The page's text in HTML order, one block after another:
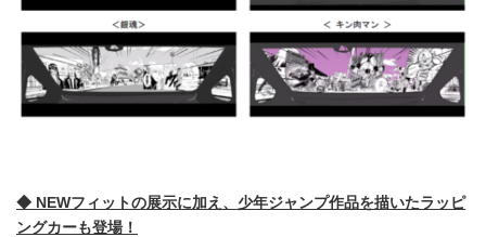
◆ NEWフィットの展示に加え、少年ジャンプ作品を描いたラッピ
ングカーも登場！